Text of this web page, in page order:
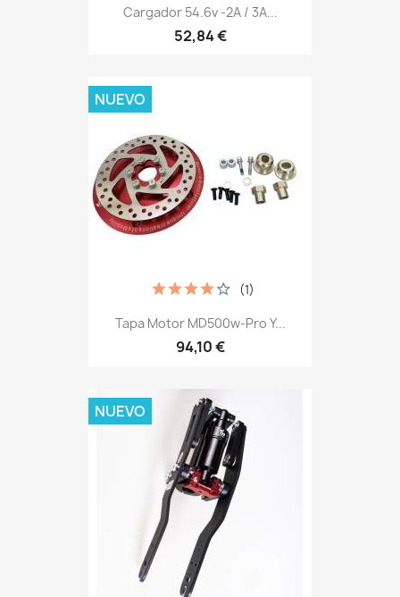
Cargador 54.6v -2A / 3A...
52,84 €
Tapa Motor MD500w-Pro Y...
94,10 €
(1)
NUEVO
NUEVO